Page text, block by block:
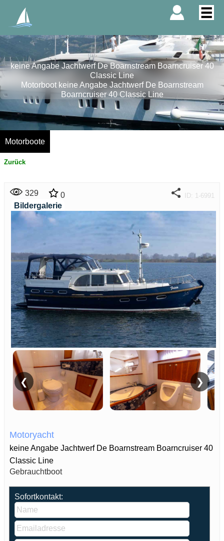
keine Angabe Jachtwerf De Boarnstream Boarncruiser 40
Classic Line
Motorboot keine Angabe Jachtwerf De Boarnstream
Boarncruiser 40 Classic Line
Motorboote
Zurück
329 0 ID: 1-6991
Bildergalerie
❮ ❯
Motoryacht
keine Angabe Jachtwerf De Boarnstream Boarncruiser 40
Classic Line
Gebrauchtboot
Sofortkontakt: